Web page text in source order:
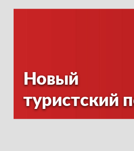
Новый
туристский